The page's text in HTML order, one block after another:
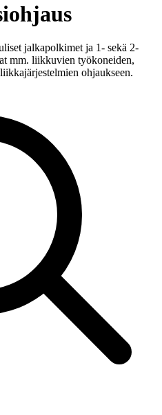
jalkapolkimet ja 1- sekä 2-
mm. liikkuvien työkoneiden,
ohjaukseen.